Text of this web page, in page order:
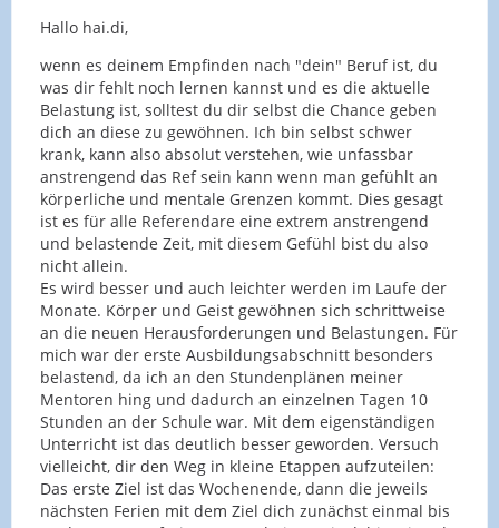
Hallo hai.di,
wenn es deinem Empfinden nach "dein" Beruf ist, du
was dir fehlt noch lernen kannst und es die aktuelle
Belastung ist, solltest du dir selbst die Chance geben
dich an diese zu gewöhnen. Ich bin selbst schwer
krank, kann also absolut verstehen, wie unfassbar
anstrengend das Ref sein kann wenn man gefühlt an
körperliche und mentale Grenzen kommt. Dies gesagt
ist es für alle Referendare eine extrem anstrengend
und belastende Zeit, mit diesem Gefühl bist du also
nicht allein.
Es wird besser und auch leichter werden im Laufe der
Monate. Körper und Geist gewöhnen sich schrittweise
an die neuen Herausforderungen und Belastungen. Für
mich war der erste Ausbildungsabschnitt besonders
belastend, da ich an den Stundenplänen meiner
Mentoren hing und dadurch an einzelnen Tagen 10
Stunden an der Schule war. Mit dem eigenständigen
Unterricht ist das deutlich besser geworden. Versuch
vielleicht, dir den Weg in kleine Etappen aufzuteilen:
Das erste Ziel ist das Wochenende, dann die jeweils
nächsten Ferien mit dem Ziel dich zunächst einmal bis